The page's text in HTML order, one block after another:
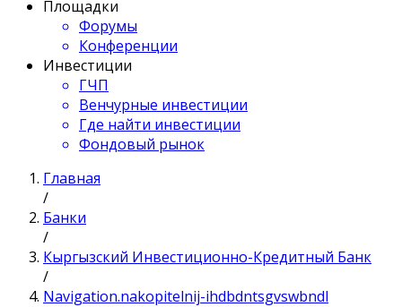
Площадки
Форумы
Конференции
Инвестиции
ГЧП
Венчурные инвестиции
Где найти инвестиции
Фондовый рынок
Главная
/
Банки
/
Кыргызский Инвестиционно-Кредитный Банк
/
Navigation.nakopitelnij-ihdbdntsgvswbndl